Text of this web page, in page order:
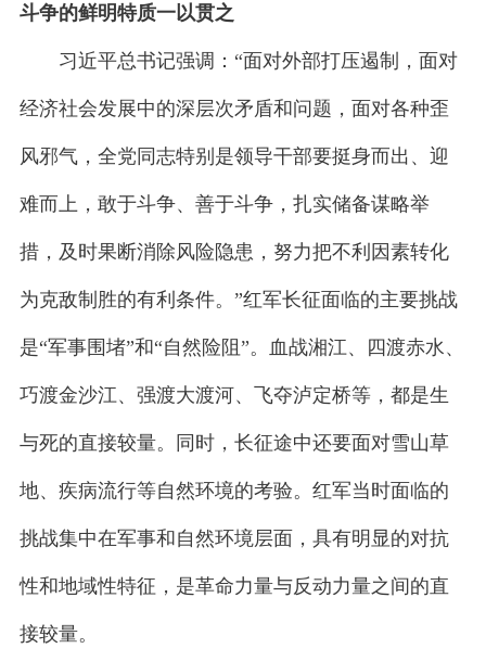
斗争的鲜明特质一以贯之
习近平总书记强调：“面对外部打压遏制，面对
经济社会发展中的深层次矛盾和问题，面对各种歪
风邪气，全党同志特别是领导干部要挺身而出、迎
难而上，敢于斗争、善于斗争，扎实储备谋略举
措，及时果断消除风险隐患，努力把不利因素转化
为克敌制胜的有利条件。”红军长征面临的主要挑战
是“军事围堵”和“自然险阻”。血战湘江、四渡赤水、
巧渡金沙江、强渡大渡河、飞夺泸定桥等，都是生
与死的直接较量。同时，长征途中还要面对雪山草
地、疾病流行等自然环境的考验。红军当时面临的
挑战集中在军事和自然环境层面，具有明显的对抗
性和地域性特征，是革命力量与反动力量之间的直
接较量。